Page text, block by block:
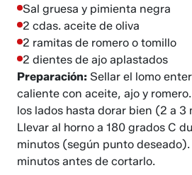
Sal gruesa y pimienta negra
2 cdas. aceite de oliva
2 ramitas de romero o tomillo
2 dientes de ajo aplastados
Preparación: Sellar el lomo
caliente con aceite, ajo y
los lados hasta dorar bien (2 a 3
Llevar al horno a 180 grados C
minutos (según punto deseado).
minutos antes de cortarlo.